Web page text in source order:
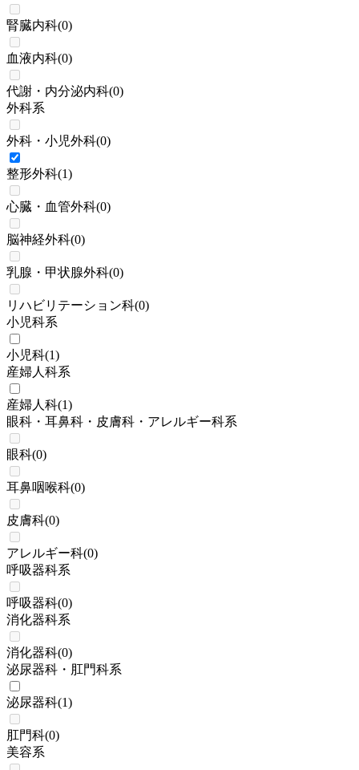
腎臓内科(0)
血液内科(0)
代謝・内分泌内科(0)
外科系
外科・小児外科(0)
整形外科(1)
心臓・血管外科(0)
脳神経外科(0)
乳腺・甲状腺外科(0)
リハビリテーション科(0)
小児科系
小児科(1)
産婦人科系
産婦人科(1)
眼科・耳鼻科・皮膚科・アレルギー科系
眼科(0)
耳鼻咽喉科(0)
皮膚科(0)
アレルギー科(0)
呼吸器科系
呼吸器科(0)
消化器科系
消化器科(0)
泌尿器科・肛門科系
泌尿器科(1)
肛門科(0)
美容系